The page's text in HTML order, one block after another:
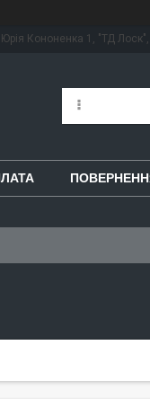
Кононенка 1, "ТД Лоск",